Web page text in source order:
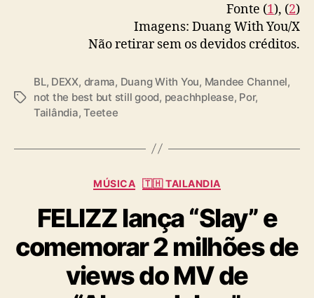
Fonte (1), (2)
Imagens: Duang With You/X
Não retirar sem os devidos créditos.
T
BL, DEXX, drama, Duang With You, Mandee Channel,
not the best but still good, peachhplease, Por,
Tailândia,Teetee
C
t
e
g
o
r
i
MÚSICA 🇹🇭 TAILANDIA
FELIZZ lança “Slay” e
comemorar 2 milhões de
views do MV de